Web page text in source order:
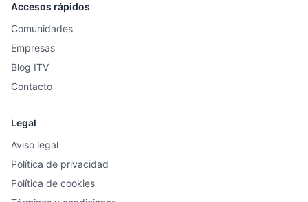
Accesos rápidos
Comunidades
Empresas
Blog ITV
Contacto
Legal
Aviso legal
Política de privacidad
Política de cookies